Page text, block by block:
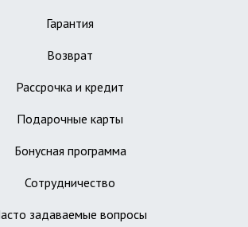
Гарантия
Возврат
Рассрочка и кредит
Подарочные карты
Бонусная программа
Сотрудничество
задаваемые вопросы